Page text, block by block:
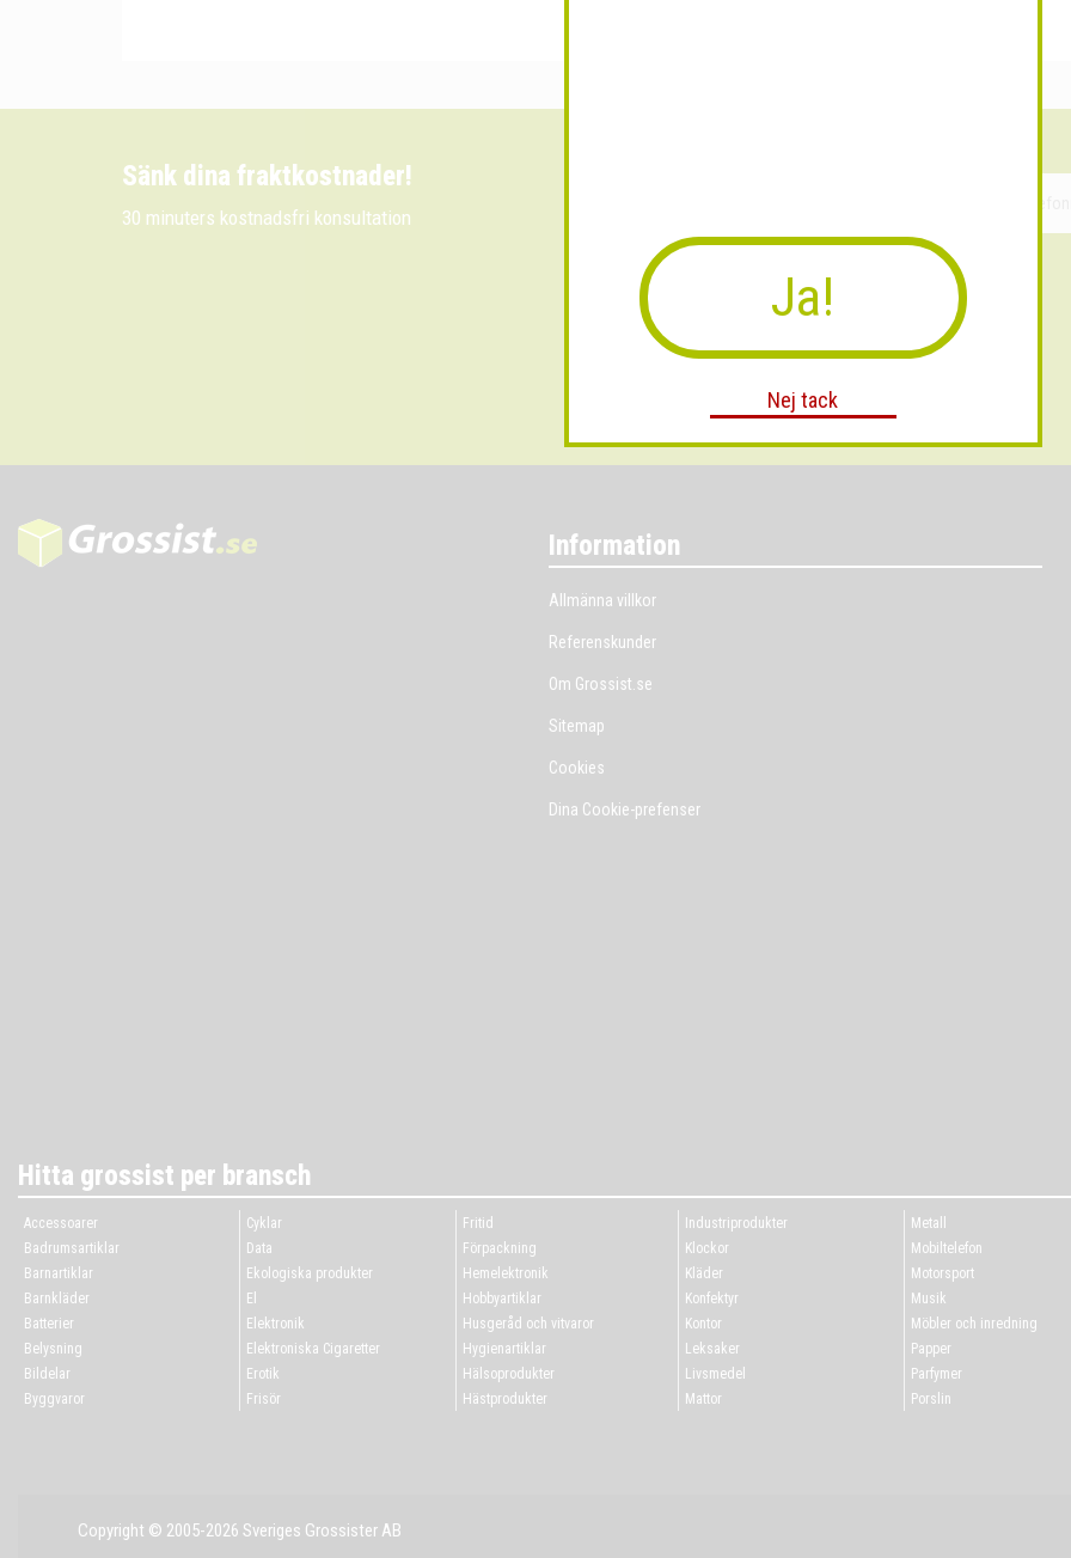
Sänk dina fraktkostnader!
30 minuters kostnadsfri konsultation
Information
Allmänna villkor
Referenskunder
Om Grossist.se
Sitemap
Cookies
Dina Cookie-prefenser
Hitta grossist per bransch
Accessoarer
Badrumsartiklar
Barnartiklar
Barnkläder
Batterier
Belysning
Bildelar
Byggvaror
Cyklar
Data
Ekologiska produkter
El
Elektronik
Elektroniska Cigaretter
Erotik
Frisör
Fritid
Förpackning
Hemelektronik
Hobbyartiklar
Husgeråd och vitvaror
Hygienartiklar
Hälsoprodukter
Hästprodukter
Industriprodukter
Klockor
Kläder
Konfektyr
Kontor
Leksaker
Livsmedel
Mattor
Metall
Mobiltelefon
Motorsport
Musik
Möbler och inredning
Papper
Parfymer
Porslin
Ja!
Nej tack
Copyright © 2005-2026 Sveriges Grossister AB